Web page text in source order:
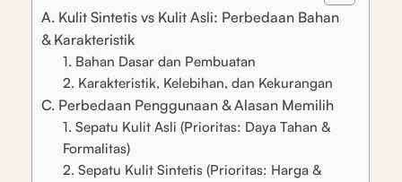
A. Kulit Sintetis vs Kulit Asli: Perbedaan Bahan
& Karakteristik
1. Bahan Dasar dan Pembuatan
2. Karakteristik, Kelebihan, dan Kekurangan
C. Perbedaan Penggunaan & Alasan Memilih
1. Sepatu Kulit Asli (Prioritas: Daya Tahan &
Formalitas)
2. Sepatu Kulit Sintetis (Prioritas: Harga &